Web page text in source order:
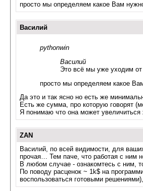
просто мы определяем какое Вам
Василий
pythonwin
Василий
Это всё мы уже уходим от
просто мы определяем какое
Да это и так ясно но есть же
Есть же сумма, про которую говорят
Я понимаю что она может
ZAN
Василий, по всей видимости, для
прочая… Тем паче, что работая с ним
В любом случае - ознакомтесь с ним,
По поводу расценок ~ 1k$ на
воспользоваться готовыми